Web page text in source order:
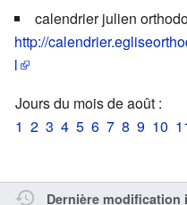
calendrier julien
http://
l
Jours du mois de août :
1 2 3 4 5 6 7 8 9 10
Dernière modification